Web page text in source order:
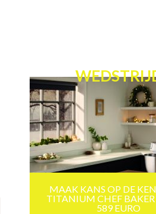
MAAK KANS OP DE
TITANIUM CHEF
589 EURO